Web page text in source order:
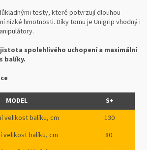
testy, které potvrzují dlouhou
nízké hmotnosti. Díky tomu je Unigrip vhodný i
jistota spolehlivého uchopení a maximální
balíky.
MODEL
S+
velikost balíku, cm
130
velikost balíku, cm
80